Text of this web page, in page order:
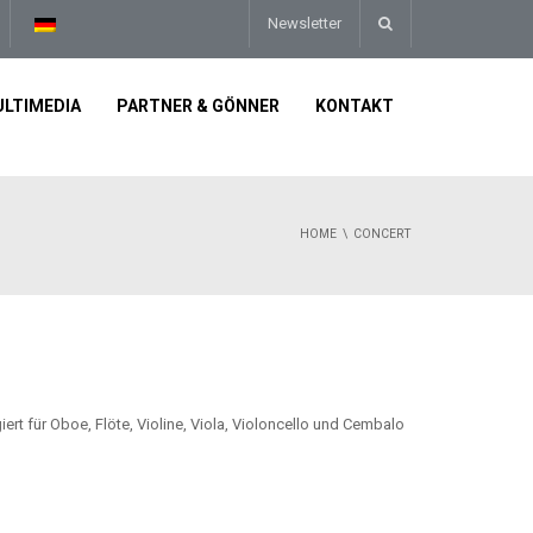
Newsletter
PARTNER & GÖNNER KONTAKT
HOME CONCERT
für Oboe, Flöte, Violine, Viola, Violoncello und Cembalo